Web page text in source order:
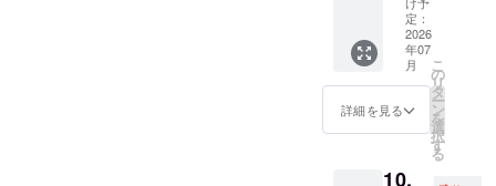
にて撮
影会有
り ※別
途ドリ
ンク代
が必要
3:00
「NEC
REBOO
T」を当
日会場
※先着順
REBOO
T」の販
売ペー
ジ用の
商品&人
物(ヒィ
ロ
&YURA
撮影現
定：
2026
年07
月
詳細を見る
こ
の
リ
タ
ー
ン
を
選
択
す
る
10,